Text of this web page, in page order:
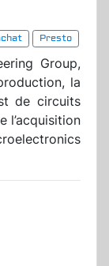
Presto
Group,
la
de circuits
l’acquisition